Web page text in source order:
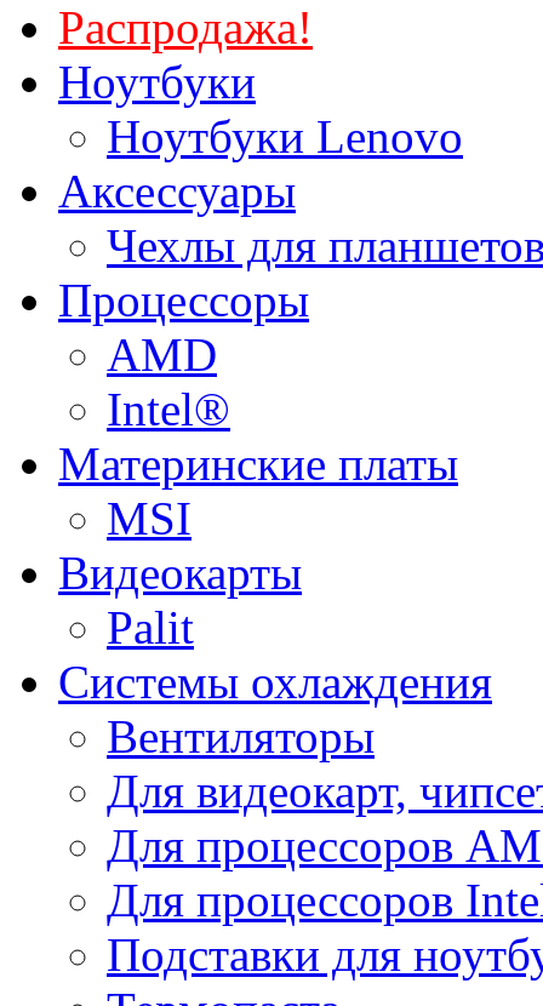
Распродажа!
Ноутбуки
Ноутбуки Lenovo
Аксессуары
Чехлы для
Процессоры
AMD
Intel®
Материнские платы
MSI
Видеокарты
Palit
Системы охлаждения
Вентиляторы
Для видеокарт,
Для процессоров
Для процессоров
Подставки для